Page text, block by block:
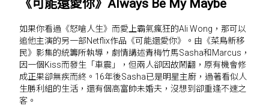
《可能還愛你》Always Be My Maybe
如果你看過《怒嗆人生》而愛上霸氣瘋狂的Ali Wong，那可以
追他主演的另一部Netflix作品《可能還愛你》。由《菜鳥新移
民》影集的統籌所執導，劇情講述青梅竹馬Sasha和Marcus，
因一個Kiss而發生「車震」，但兩人卻因故鬧翻，原有機會修
成正果卻無疾而終。16年後Sasha已是明星主廚，過著看似人
生勝利組的生活，還有個高富帥未婚夫，沒想到卻重逢不速之
客。